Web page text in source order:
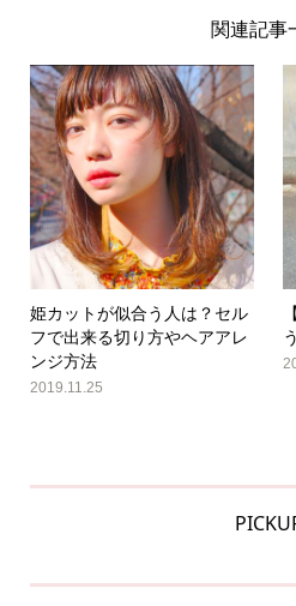
関連記事
姫カットが似合う人は？セル
フで出来る切り方やヘアアレ
ンジ方法
2019.11.25